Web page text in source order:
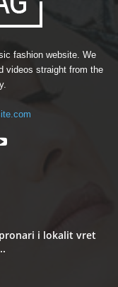
fashion website. We
videos straight from the
i lokalit vret